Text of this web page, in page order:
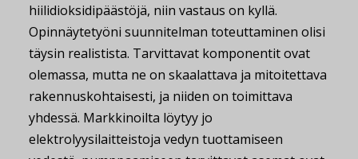
hiilidioksidipäästöjä, niin vastaus on kyllä.
Opinnäytetyöni suunnitelman toteuttaminen olisi
täysin realistista. Tarvittavat komponentit ovat
olemassa, mutta ne on skaalattava ja mitoitettava
rakennuskohtaisesti, ja niiden on toimittava
yhdessä. Markkinoilta löytyy jo
elektrolyysilaitteistoja vedyn tuottamiseen